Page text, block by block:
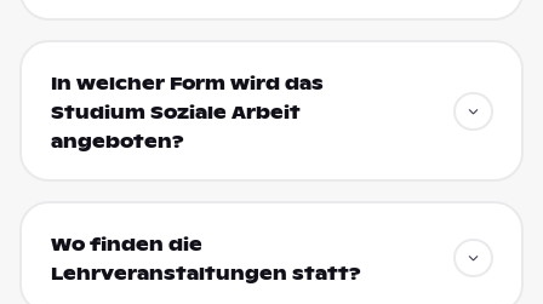
In welcher Form wird das
Studium Soziale Arbeit
angeboten?
Wo finden die
Lehrveranstaltungen statt?